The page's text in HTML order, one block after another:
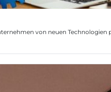
von neuen Technologien